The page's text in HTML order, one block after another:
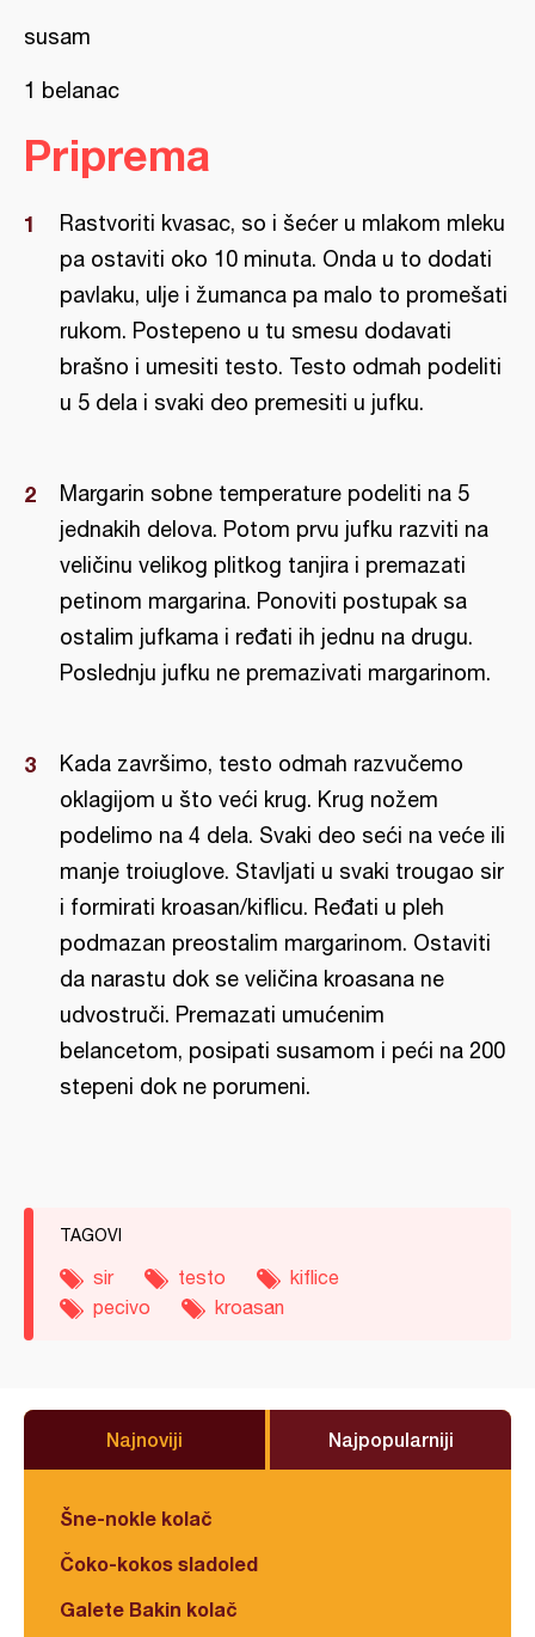
susam
1 belanac
Priprema
Rastvoriti kvasac, so i šećer u mlakom mleku
pa ostaviti oko 10 minuta. Onda u to dodati
pavlaku, ulje i žumanca pa malo to promešati
rukom. Postepeno u tu smesu dodavati
brašno i umesiti testo. Testo odmah podeliti
u 5 dela i svaki deo premesiti u jufku.
Margarin sobne temperature podeliti na 5
jednakih delova. Potom prvu jufku razviti na
veličinu velikog plitkog tanjira i premazati
petinom margarina. Ponoviti postupak sa
ostalim jufkama i ređati ih jednu na drugu.
Poslednju jufku ne premazivati margarinom.
Kada završimo, testo odmah razvučemo
oklagijom u što veći krug. Krug nožem
podelimo na 4 dela. Svaki deo seći na veće ili
manje troiuglove. Stavljati u svaki trougao sir
i formirati kroasan/kiflicu. Ređati u pleh
podmazan preostalim margarinom. Ostaviti
da narastu dok se veličina kroasana ne
udvostruči. Premazati umućenim
belancetom, posipati susamom i peći na 200
stepeni dok ne porumeni.
TAGOVI
sir testo
kiflice
pecivo
kroasan
Najnoviji Najpopularniji
Šne-nokle kolač
Čoko-kokos sladoled
Galete Bakin kolač